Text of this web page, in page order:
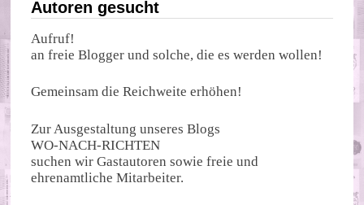
Autoren gesucht
Aufruf!
an freie Blogger und solche, die es werden wollen!
Gemeinsam die Reichweite erhöhen!
Zur Ausgestaltung unseres Blogs
WO-NACH-RICHTEN
suchen wir Gastautoren sowie freie und
ehrenamtliche Mitarbeiter.